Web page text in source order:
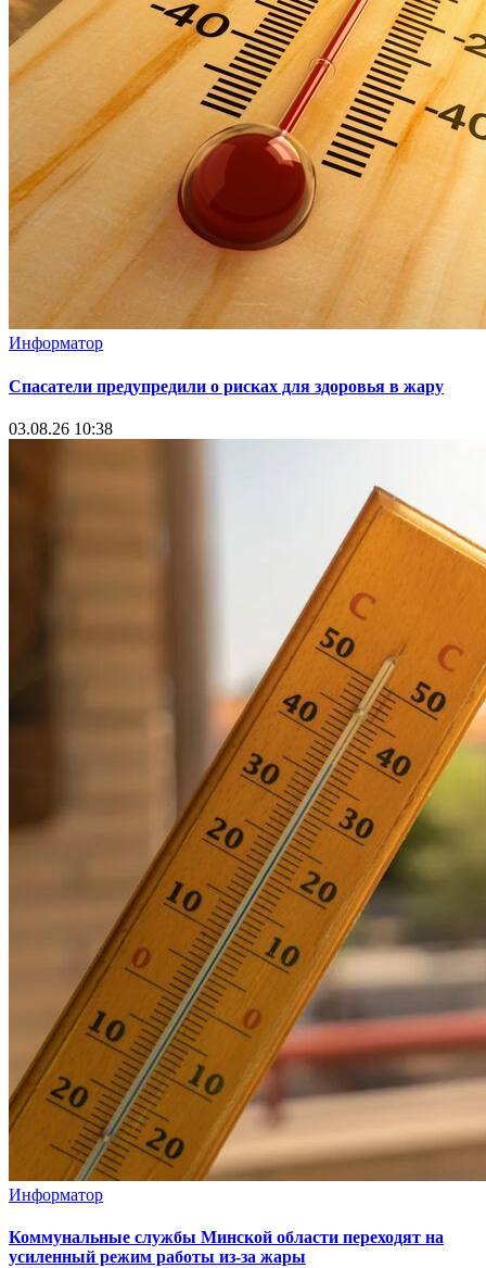
Информатор
Спасатели предупредили о рисках для здоровья в жару
03.08.26 10:38
Информатор
Коммунальные службы Минской области переходят на
усиленный режим работы из-за жары